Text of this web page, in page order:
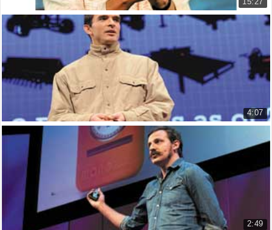
15:27
TED - Arvind Gupta: Biến rác thải thành đồ ch...
TED - Arvind Gupta: Turning tras...
7.796 lượt xem
4:07
TED - Marcin Jakubowski: Các bản vẽ kỹ thuật m...
[TED] Marcin Jakubowski: Open-so...
7.993 lượt xem
2:49